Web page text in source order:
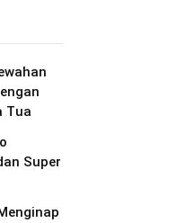
Tua
Super